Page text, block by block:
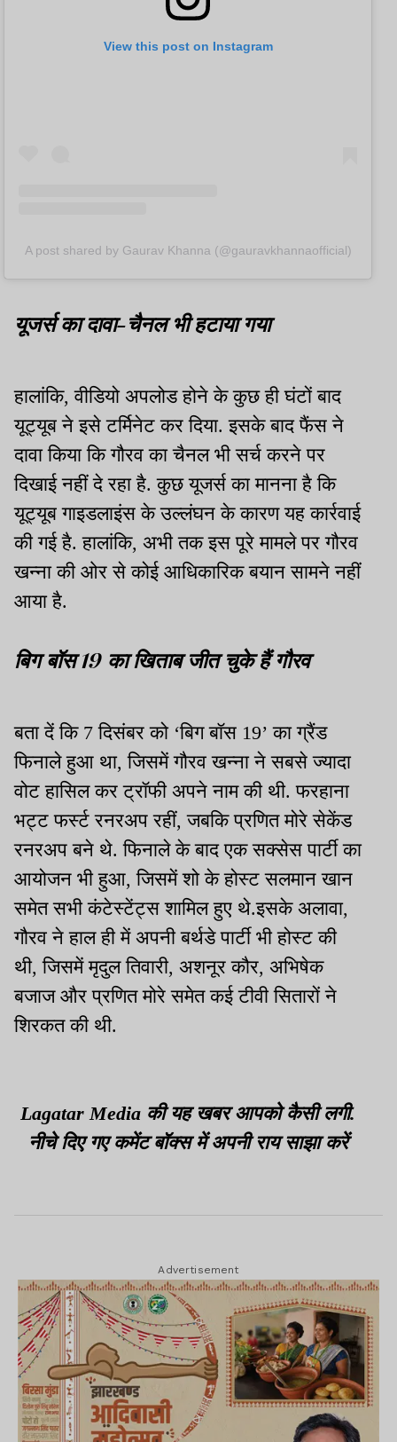
View this post on Instagram
A post shared by Gaurav Khanna (@gauravkhannaofficial)
यूजर्स का दावा-चैनल भी हटाया गया
हालांकि, वीडियो अपलोड होने के कुछ ही घंटों बाद
यूट्यूब ने इसे टर्मिनेट कर दिया. इसके बाद फैंस ने
दावा किया कि गौरव का चैनल भी सर्च करने पर
दिखाई नहीं दे रहा है. कुछ यूजर्स का मानना है कि
यूट्यूब गाइडलाइंस के उल्लंघन के कारण यह कार्रवाई
की गई है. हालांकि, अभी तक इस पूरे मामले पर गौरव
खन्ना की ओर से कोई आधिकारिक बयान सामने नहीं
आया है.
बिग बॉस 19 का खिताब जीत चुके हैं गौरव
बता दें कि 7 दिसंबर को ‘बिग बॉस 19’ का ग्रैंड
फिनाले हुआ था, जिसमें गौरव खन्ना ने सबसे ज्यादा
वोट हासिल कर ट्रॉफी अपने नाम की थी. फरहाना
भट्ट फर्स्ट रनरअप रहीं, जबकि प्रणित मोरे सेकेंड
रनरअप बने थे. फिनाले के बाद एक सक्सेस पार्टी का
आयोजन भी हुआ, जिसमें शो के होस्ट सलमान खान
समेत सभी कंटेस्टेंट्स शामिल हुए थे.इसके अलावा,
गौरव ने हाल ही में अपनी बर्थडे पार्टी भी होस्ट की
थी, जिसमें मृदुल तिवारी, अशनूर कौर, अभिषेक
बजाज और प्रणित मोरे समेत कई टीवी सितारों ने
शिरकत की थी.
Lagatar Media की यह खबर आपको कैसी लगी.
नीचे दिए गए कमेंट बॉक्स में अपनी राय साझा करें
Advertisement